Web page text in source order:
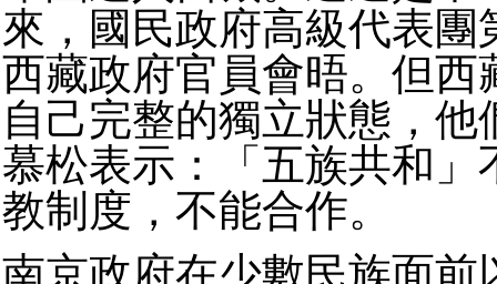
來，國民政府高級代表團
西藏政府官員會晤。但西
自己完整的獨立狀態，他
慕松表示：「五族共和」
教制度，不能合作。
南京政府在少數民族面前